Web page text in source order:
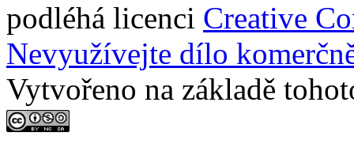
podléhá licenci Creative
Nevyužívejte dílo
Vytvořeno na základě